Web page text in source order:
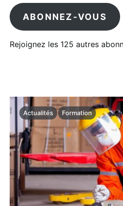
ABONNEZ-VOUS
Rejoignez les 125 autres
Actualités Formation